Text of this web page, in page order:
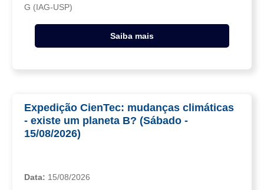
G (IAG-USP)
Saiba mais
Expedição CienTec: mudanças climáticas
- existe um planeta B? (Sábado -
15/08/2026)
Data: 15/08/2026